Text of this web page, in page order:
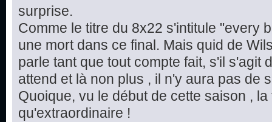
surprise.
Comme le titre du 8x22 s'intitule "every
une mort dans ce final. Mais quid de
parle tant que tout compte fait, s'il s'agit
attend et là non plus , il n'y aura pas de
Quoique, vu le début de cette saison ,
qu'extraordinaire !